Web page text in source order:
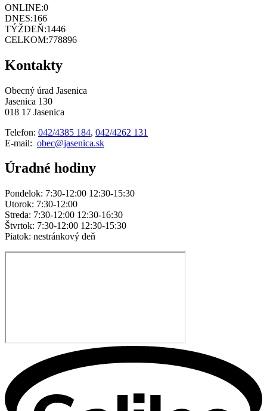
ONLINE:0
DNES:166
TÝŽDEŇ:1446
CELKOM:778896
Kontakty
Obecný úrad Jasenica
Jasenica 130
018 17 Jasenica
Telefon: 042/4385 184, 042/4262 131
E-mail: obec@jasenica.sk
Úradné hodiny
Pondelok: 7:30-12:00 12:30-15:30
Utorok: 7:30-12:00
Streda: 7:30-12:00 12:30-16:30
Štvrtok: 7:30-12:00 12:30-15:30
Piatok: nestránkový deň